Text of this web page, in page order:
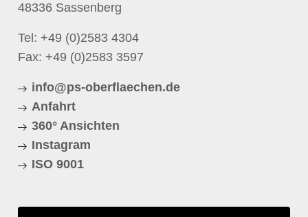
48336 Sassenberg
Tel: +49 (0)2583 4304
Fax: +49 (0)2583 3597
info@ps-oberflaechen.de
Anfahrt
360° Ansichten
Instagram
ISO 9001